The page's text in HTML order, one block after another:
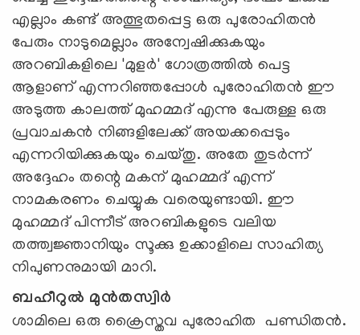
എല്ലാം കണ്ട് അത്ഭുതപ്പെട്ട ഒരു പുരോഹിതന്‍
പേരും നാടുമെല്ലാം അന്വേഷിക്കുകയും
അറബികളിലെ 'മുളര്‍' ഗോത്രത്തില്‍ പെട്ട
ആളാണ് എന്നറിഞ്ഞപ്പോള്‍ പുരോഹിതന്‍ ഈ
അടുത്ത കാലത്ത് മുഹമ്മദ് എന്നു പേരുള്ള ഒരു
പ്രവാചകന്‍ നിങ്ങളിലേക്ക് അയക്കപ്പെടും
എന്നറിയിക്കുകയും ചെയ്തു. അതേ തുടര്‍ന്ന്
അദ്ദേഹം തന്റെ മകന് മുഹമ്മദ് എന്ന്
നാമകരണം ചെയ്യുക വരെയുണ്ടായി. ഈ
മുഹമ്മദ് പിന്നീട് അറബികളുടെ വലിയ
തത്ത്വജ്ഞാനിയും സൂക്കു ഉക്കാളിലെ സാഹിത്യ
നിപുണനുമായി മാറി.
ബഹീറുല്‍ മുന്‍തസ്വിര്‍
ശാമിലെ ഒരു ക്രൈസ്തവ പുരോഹിത പണ്ഡിതന്‍.